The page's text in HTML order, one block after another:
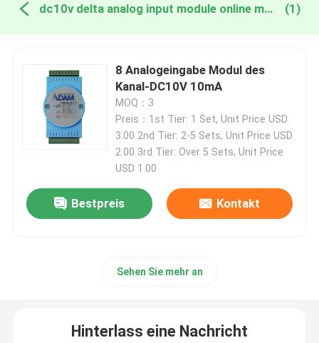
dc10v delta analog input module online manufacture (1)
8 Analogeingabe Modul des
Kanal-DC10V 10mA
MOQ：3
Preis：1st Tier: 1 Set, Unit Price USD
3.00 2nd Tier: 2-5 Sets, Unit Price USD
2.00 3rd Tier: Over 5 Sets, Unit Price
USD 1.00
Bestpreis Kontakt
Sehen Sie mehr an
Hinterlass eine Nachricht